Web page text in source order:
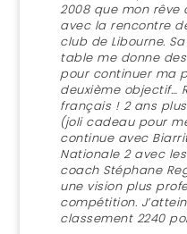
2008 que mon rêve
avec la rencontre
club de Libourne.
table me donne
pour continuer ma
deuxième objectif…
français ! 2 ans
(joli cadeau pour
continue avec
Nationale 2 avec
coach Stéphane
une vision plus
compétition.
classement 2240